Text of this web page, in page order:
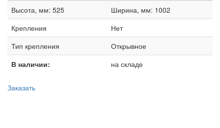
Высота, мм: 525
Ширина, мм: 1002
Крепления
Нет
Тип крепления
Открывное
В наличии:
на складе
Заказать